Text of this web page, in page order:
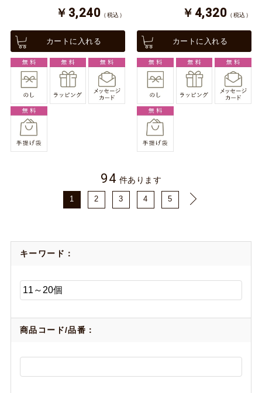
￥3,240 （税込）
カートに入れる
￥4,320 （税込）
カートに入れる
94 件あります
1 2 3 4 5
キーワード：
商品コード/品番：